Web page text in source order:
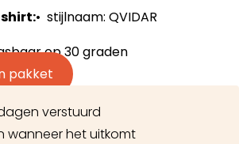
• stijlnaam: QVIDAR
op 30 graden
pakket
verstuurd
wanneer het uitkomt